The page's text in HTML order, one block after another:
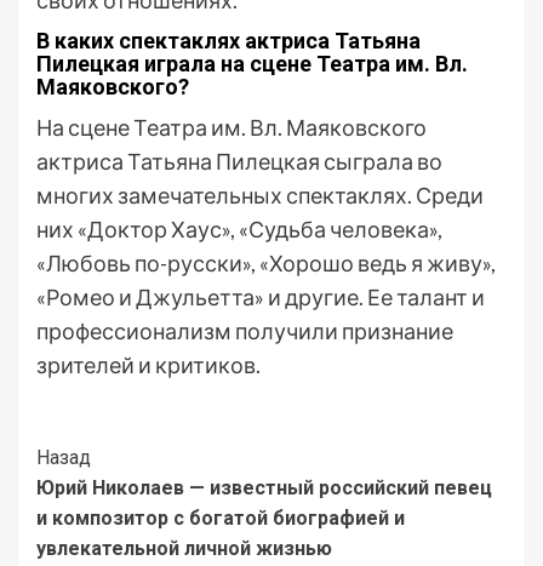
В каких спектаклях актриса Татьяна
Пилецкая играла на сцене Театра им. Вл.
Маяковского?
На сцене Театра им. Вл. Маяковского
актриса Татьяна Пилецкая сыграла во
многих замечательных спектаклях. Среди
них «Доктор Хаус», «Судьба человека»,
«Любовь по-русски», «Хорошо ведь я живу»,
«Ромео и Джульетта» и другие. Ее талант и
профессионализм получили признание
зрителей и критиков.
Post
Navigation
Назад
Юрий Николаев — известный российский певец
и композитор с богатой биографией и
увлекательной личной жизнью